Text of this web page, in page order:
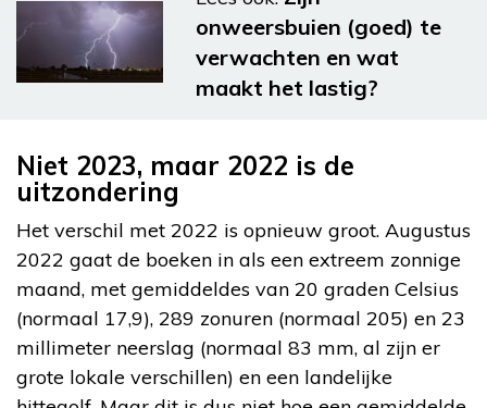
onweersbuien (goed) te
verwachten en wat
maakt het lastig?
Niet 2023, maar 2022 is de
uitzondering
Het verschil met 2022 is opnieuw groot. Augustus
2022 gaat de boeken in als een extreem zonnige
maand, met gemiddeldes van 20 graden Celsius
(normaal 17,9), 289 zonuren (normaal 205) en 23
millimeter neerslag (normaal 83 mm, al zijn er
grote lokale verschillen) en een landelijke